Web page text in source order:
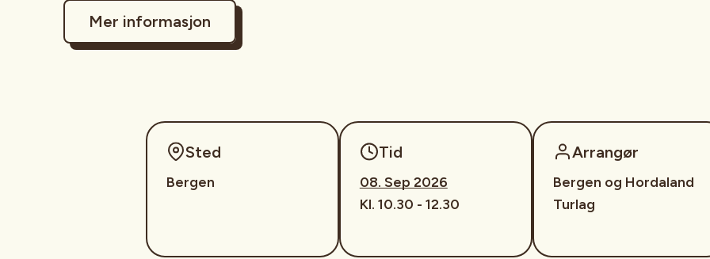
Mer informasjon
Sted
Bergen
Tid
08. Sep 2026
Kl. 10.30 - 12.30
Arrangør
Bergen og Hordaland
Turlag